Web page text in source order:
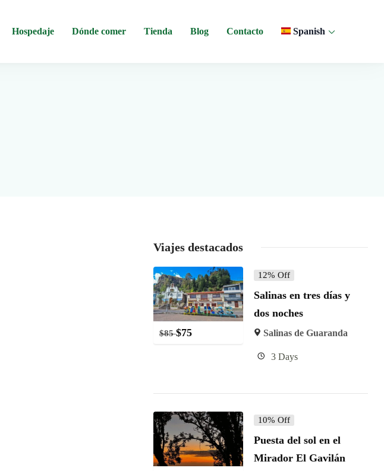
Hospedaje Dónde comer Tienda Blog Contacto Spanish
Viajes destacados
$85 $75
12% Off
Salinas en tres días y
dos noches
Salinas de Guaranda
3 Days
10% Off
Puesta del sol en el
Mirador El Gavilán